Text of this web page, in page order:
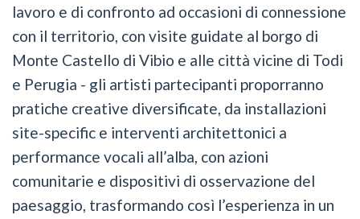
lavoro e di confronto ad occasioni di connessione
con il territorio, con visite guidate al borgo di
Monte Castello di Vibio e alle città vicine di Todi
e Perugia - gli artisti partecipanti proporranno
pratiche creative diversificate, da installazioni
site-specific e interventi architettonici a
performance vocali all’alba, con azioni
comunitarie e dispositivi di osservazione del
paesaggio, trasformando così l’esperienza in un